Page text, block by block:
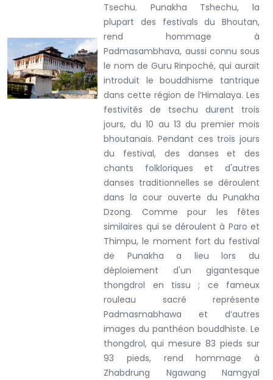
Tsechu. Punakha Tshechu, la
plupart des festivals du Bhoutan,
rend hommage à
Padmasambhava, aussi connu sous
le nom de Guru Rinpoché, qui aurait
introduit le bouddhisme tantrique
dans cette région de l’Himalaya. Les
festivités de tsechu durent trois
jours, du 10 au 13 du premier mois
bhoutanais. Pendant ces trois jours
du festival, des danses et des
chants folkloriques et d'autres
danses traditionnelles se déroulent
dans la cour ouverte du Punakha
Dzong. Comme pour les fêtes
similaires qui se déroulent à Paro et
Thimpu, le moment fort du festival
de Punakha a lieu lors du
déploiement d'un gigantesque
thongdrol en tissu ; ce fameux
rouleau sacré représente
Padmasmabhawa et d’autres
images du panthéon bouddhiste. Le
thongdrol, qui mesure 83 pieds sur
93 pieds, rend hommage à
Zhabdrung Ngawang Namgyal